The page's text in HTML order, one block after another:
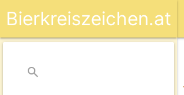
Bierkreiszeichen.at
search